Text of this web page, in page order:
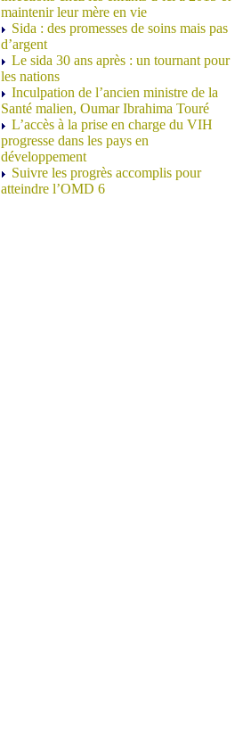
maintenir leur mère en vie
Sida : des promesses de soins mais pas
d’argent
Le sida 30 ans après : un tournant pour
les nations
Inculpation de l’ancien ministre de la
Santé malien, Oumar Ibrahima Touré
L’accès à la prise en charge du VIH
progresse dans les pays en
développement
Suivre les progrès accomplis pour
atteindre l’OMD 6